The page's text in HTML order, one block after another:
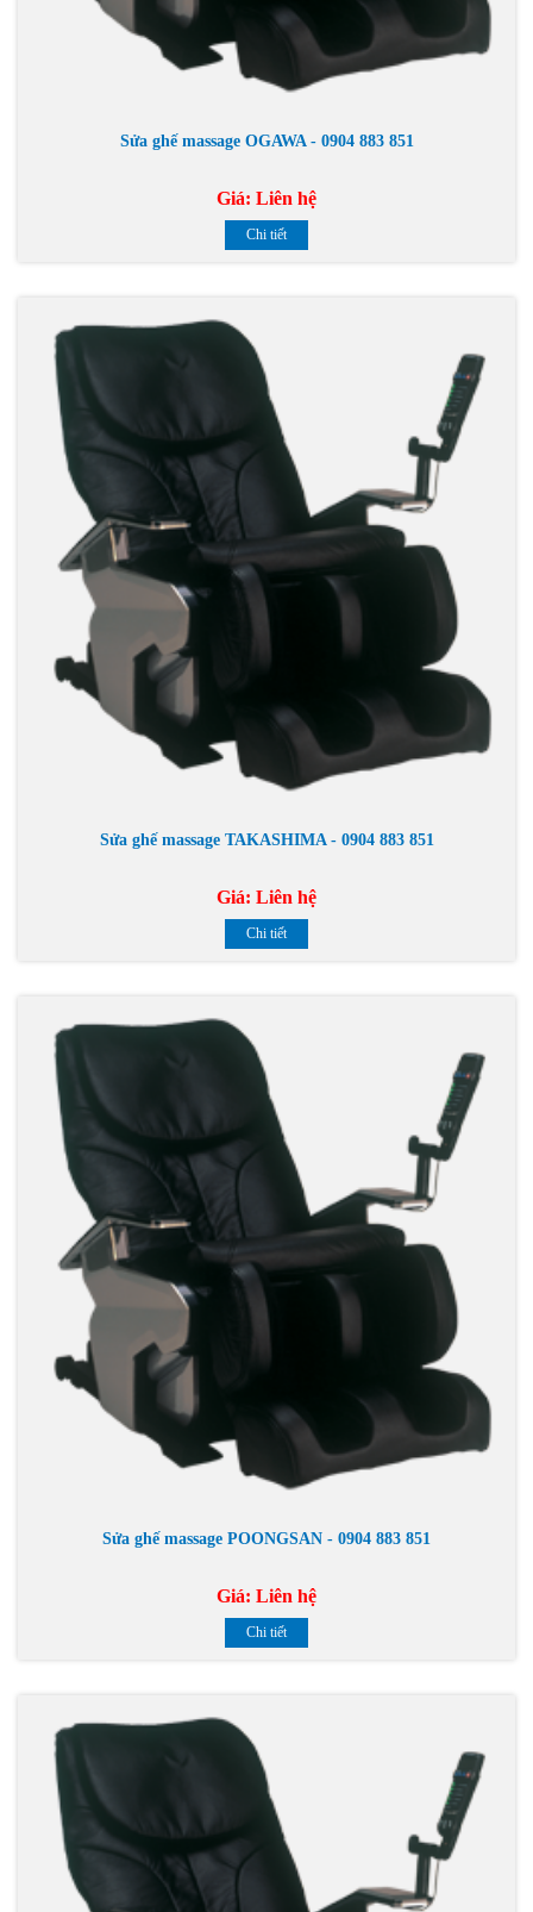
Sửa ghế massage OGAWA - 0904 883 851
Giá: Liên hệ
Chi tiết
Sửa ghế massage TAKASHIMA - 0904 883 851
Giá: Liên hệ
Chi tiết
Sửa ghế massage POONGSAN - 0904 883 851
Giá: Liên hệ
Chi tiết